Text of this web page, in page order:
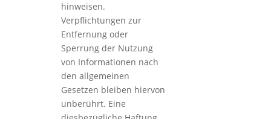
hinweisen.
Verpflichtungen zur
Entfernung oder
Sperrung der Nutzung
von Informationen nach
den allgemeinen
Gesetzen bleiben hiervon
unberührt. Eine